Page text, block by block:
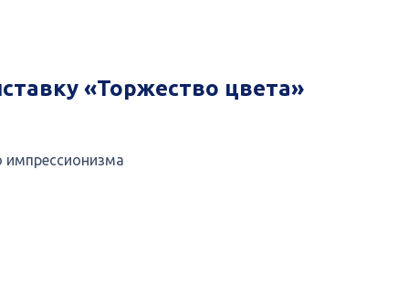
«Торжество цвета»
импрессионизма